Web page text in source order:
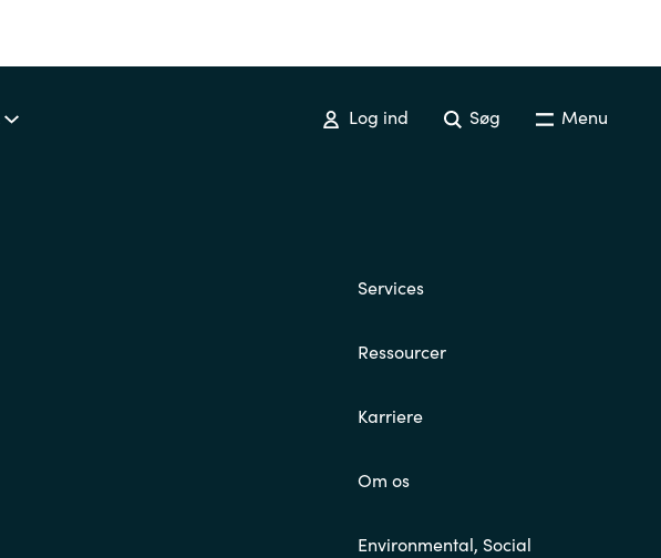
Log ind Søg Menu
Services
Ressourcer
Karriere
Om os
Environmental, Social